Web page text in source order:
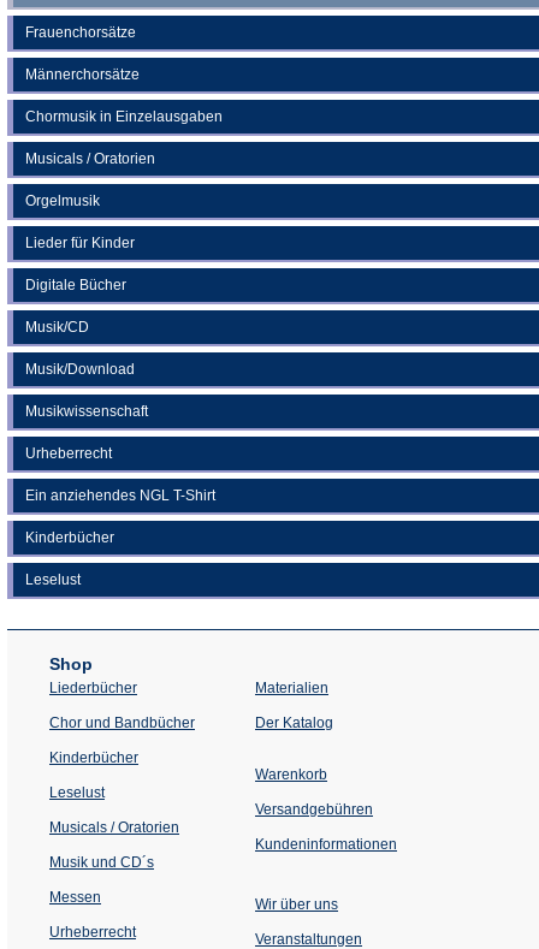
Frauenchorsätze
Männerchorsätze
Chormusik in Einzelausgaben
Musicals / Oratorien
Orgelmusik
Lieder für Kinder
Digitale Bücher
Musik/CD
Musik/Download
Musikwissenschaft
Urheberrecht
Ein anziehendes NGL T-Shirt
Kinderbücher
Leselust
Shop
Liederbücher
Chor und Bandbücher
Kinderbücher
Leselust
Musicals / Oratorien
Musik und CD´s
Messen
Urheberrecht
Materialien
Der Katalog
Warenkorb
Versandgebühren
Kundeninformationen
Wir über uns
Veranstaltungen